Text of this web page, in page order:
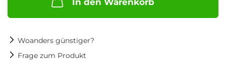
In den Warenkorb
Woanders günstiger?
Frage zum Produkt